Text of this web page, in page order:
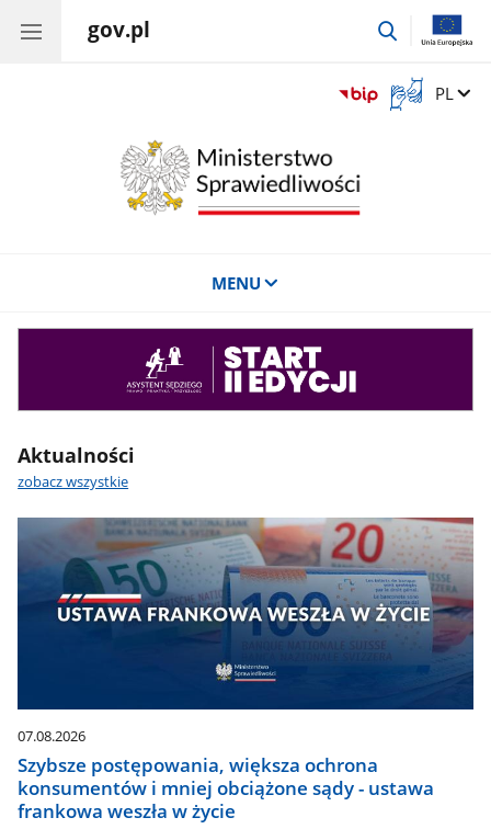
gov.pl
przejdź
Otwórz
okno
Zmień
PL
MENU
Aktualności
zobacz wszystkie
07.08.2026
Szybsze postępowania, większa ochrona
konsumentów i mniej obciążone sądy - ustawa
frankowa weszła w życie